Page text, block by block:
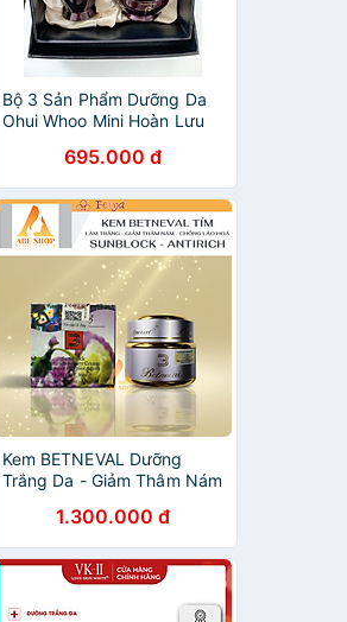
Bộ 3 Sản Phẩm Dưỡng Da
Ohui Whoo Mini Hoàn Lưu
695.000 đ
Kem BETNEVAL Dưỡng
Trắng Da - Giảm Thâm Nám
Thiện Nếp Nhăn
1.300.000 đ